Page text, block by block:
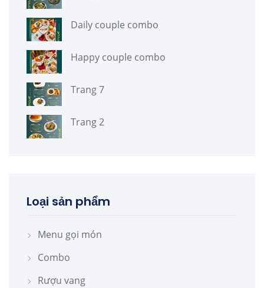
Daily couple combo
Happy couple combo
Trang 7
Trang 2
Loại sản phẩm
Menu gọi món
Combo
Rượu vang